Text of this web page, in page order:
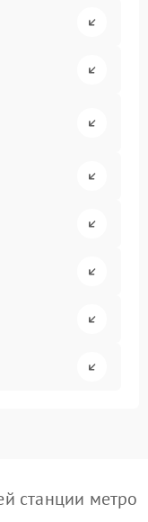
станции метро